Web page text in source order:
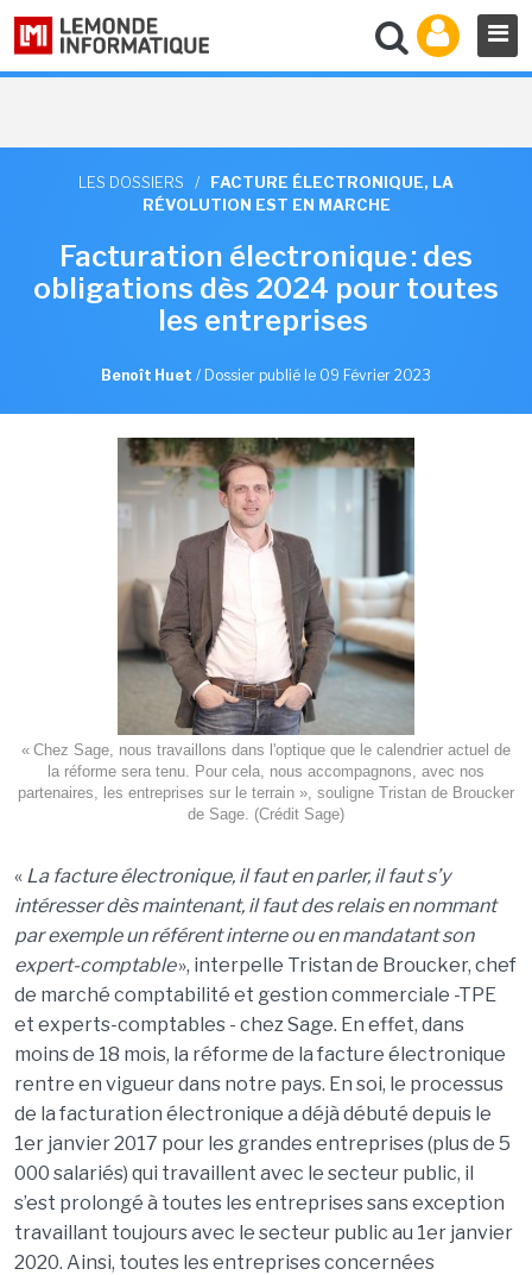
LES DOSSIERS /
FACTURE ÉLECTRONIQUE, LA
RÉVOLUTION EST EN MARCHE
Facturation électronique : des
obligations dès 2024 pour toutes
les entreprises
Benoît Huet / Dossier publié le 09 Février 2023
« Chez Sage, nous travaillons dans l'optique que le calendrier actuel de
la réforme sera tenu. Pour cela, nous accompagnons, avec nos
partenaires, les entreprises sur le terrain », souligne Tristan de Broucker
de Sage. (Crédit Sage)
« La facture électronique, il faut en parler, il faut s’y
intéresserdèsmaintenant, il faut des relais en nommant
par exemple un référent interne ou en mandatant son
expert-comptable», interpelle Tristan de Broucker, chef
de marché comptabilité et gestion commerciale -TPE
et experts-comptables - chez Sage. En effet, dans
moins de 18 mois, la réforme de la facture électronique
rentre en vigueur dans notre pays. En soi, le processus
de la facturation électronique a déjà débuté depuis le
1erjanvier 2017 pour les grandes entreprises (plus de 5
000 salariés) qui travaillent avec le secteur public, il
s’est prolongé à toutes les entreprises sans exception
travaillant toujours avec le secteur public au 1erjanvier
2020. Ainsi, toutes les entreprises concernées